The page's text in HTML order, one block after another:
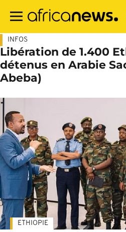
contenu
INFOS
Libération de 1.400
détenus en Arabie
Abeba)
ETHIOPIE